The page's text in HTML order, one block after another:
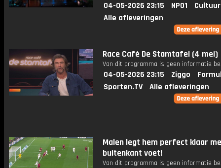
04-05-2026 23:15 NPO1
Alle afleveringen
Race Café De Stamtafel (4 mei)
Van dit programma is geen informatie
04-05-2026 23:15 Ziggo
Sporten.TV
Alle afleveringen
Malen legt hem perfect klaar
buitenkant voet!
Van dit programma is geen informatie